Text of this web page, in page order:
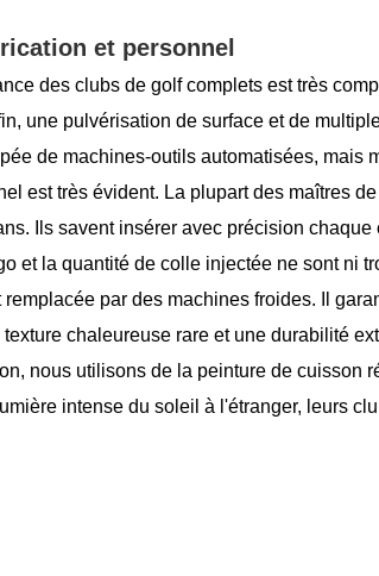
et personnel
des clubs de golf complets est très
une pulvérisation de surface et de
de machines-outils automatisées, mais
est très évident. La plupart des maîtres
Ils savent insérer avec précision
et la quantité de colle injectée ne sont ni
remplacée par des machines froides. Il
chaleureuse rare et une durabilité
nous utilisons de la peinture de cuisson
intense du soleil à l'étranger, leurs